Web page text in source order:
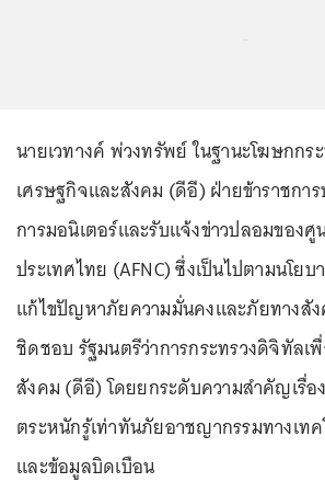
นายเวทางค์ พ่วงทรัพย์ ในฐานะโฆษกกร
เศรษฐกิจและสังคม (ดีอี) ฝ่ายข้าราชกา
การมอนิเตอร์และรับแจ้งข่าวปลอมของ
ประเทศไทย (AFNC) ซึ่งเป็นไปตามนโย
แก้ไขปัญหาภัยความมั่นคงและภัยทางสั
ชิดชอบ รัฐมนตรีว่าการกระทรวงดิจิทัลเ
สังคม (ดีอี) โดยยกระดับความสำคัญเรื่อ
ตระหนักรู้เท่าทันภัยอาชญากรรมทางเท
และข้อมูลบิดเบือน